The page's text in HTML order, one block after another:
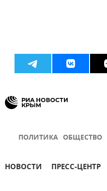
ПОЛИТИКА ОБЩЕСТВО
НОВОСТИ ПРЕСС-ЦЕНТР